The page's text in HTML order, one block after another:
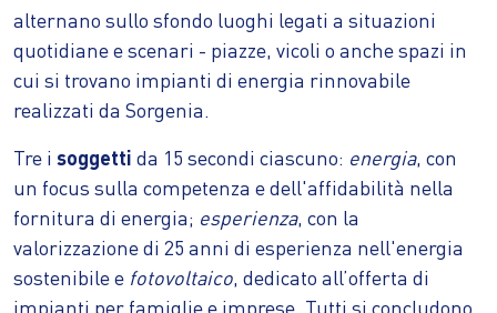
alternano sullo sfondo luoghi legati a situazioni
quotidiane e scenari - piazze, vicoli o anche spazi in
cui si trovano impianti di energia rinnovabile
realizzati da Sorgenia.
Tre i soggetti da 15 secondi ciascuno: energia, con
un focus sulla competenza e dell'affidabilità nella
fornitura di energia; esperienza, con la
valorizzazione di 25 anni di esperienza nell'energia
sostenibile e fotovoltaico, dedicato all’offerta di
impianti per famiglie e imprese. Tutti si concludono